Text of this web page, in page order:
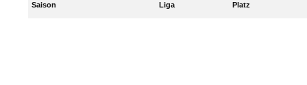
Saison Liga Platz